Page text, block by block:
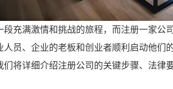
段充满激情和挑战的旅程，而注册一家公
人员、企业的老板和创业者顺利启动他们
们将详细介绍注册公司的关键步骤、法律